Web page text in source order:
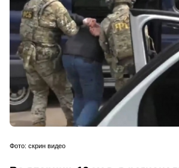
Фото: скрин видео